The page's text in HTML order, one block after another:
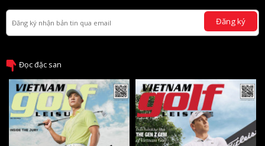
Đăng ký
Đọc đặc san